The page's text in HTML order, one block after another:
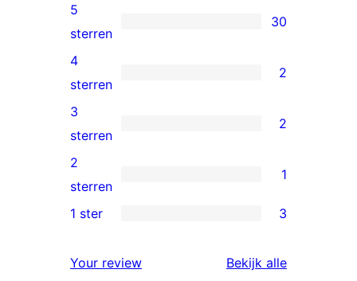
30
5
sterren
beoordelingen
5
sterren
30
2
4
sterren
beoordelingen
4
sterren
2
2
3
sterren
beoordelingen
3
sterren
2
1
2
beoordeling
2
sterren
1
sterren
1 ster 3
Your review Bekijk alle